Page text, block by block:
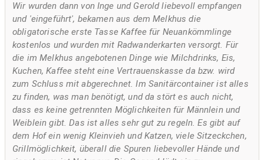
Wir wurden dann von Inge und Gerold liebevoll empfangen
und 'eingeführt', bekamen aus dem Melkhus die
obligatorische erste Tasse Kaffee für Neuankömmlinge
kostenlos und wurden mit Radwanderkarten versorgt. Für
die im Melkhus angebotenen Dinge wie Milchdrinks, Eis,
Kuchen, Kaffee steht eine Vertrauenskasse da bzw. wird
zum Schluss mit abgerechnet. Im Sanitärcontainer ist alles
zu finden, was man benötigt, und da stört es auch nicht,
dass es keine getrennten Möglichkeiten für Männlein und
Weiblein gibt. Das ist alles sehr gut zu regeln. Es gibt auf
dem Hof ein wenig Kleinvieh und Katzen, viele Sitzeckchen,
Grillmöglichkeit, überall die Spuren liebevoller Hände und